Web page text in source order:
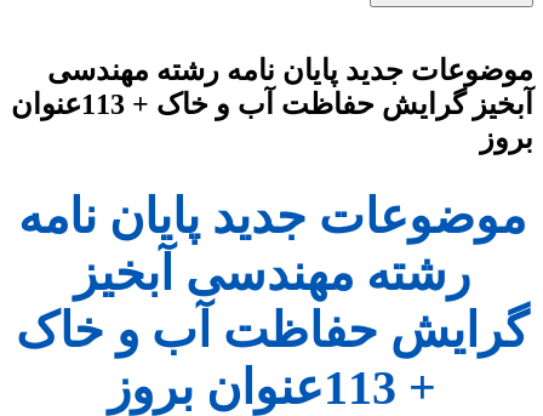
موضوعات جدید پایان نامه رشته مهندسی
آبخیز گرایش حفاظت آب و خاک + 113عنوان
بروز
موضوعات جدید پایان نامه
رشته مهندسی آبخیز
گرایش حفاظت آب و خاک
+ 113عنوان بروز